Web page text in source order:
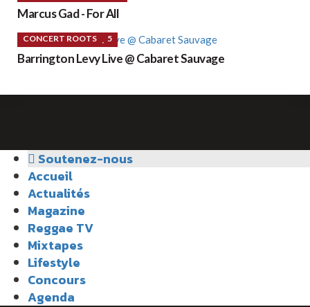
Marcus Gad - For All
CONCERT ROOTS 5
Barrington Levy Live @ Cabaret Sauvage
Soutenez-nous
Accueil
Actualités
Magazine
Reggae TV
Mixtapes
Lifestyle
Concours
Agenda